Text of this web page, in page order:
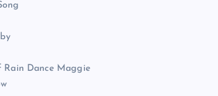
Rain Dance Maggie